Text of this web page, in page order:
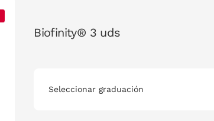
Biofinity® 3 uds
Seleccionar graduación